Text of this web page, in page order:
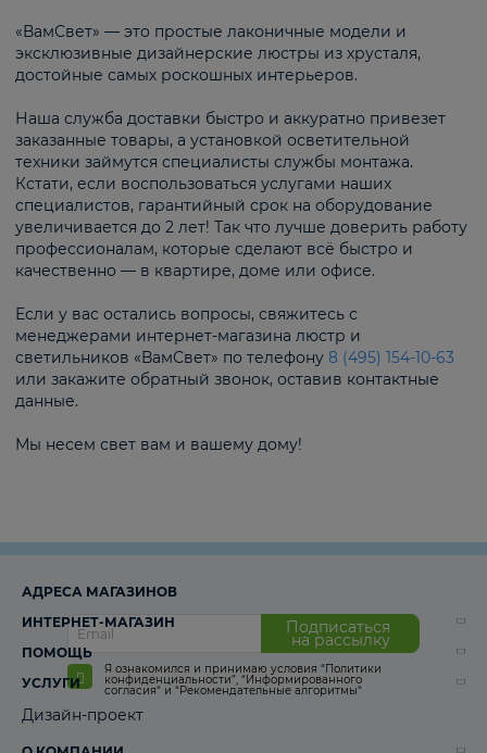
«ВамСвет» — это простые лаконичные модели и
эксклюзивные дизайнерские люстры из хрусталя,
достойные самых роскошных интерьеров.
Наша служба доставки быстро и аккуратно привезет
заказанные товары, а установкой осветительной
техники займутся специалисты службы монтажа.
Кстати, если воспользоваться услугами наших
специалистов, гарантийный срок на оборудование
увеличивается до 2 лет! Так что лучше доверить работу
профессионалам, которые сделают всё быстро и
качественно — в квартире, доме или офисе.
Если у вас остались вопросы, свяжитесь с
менеджерами интернет-магазина люстр и
светильников «ВамСвет» по телефону 8 (495) 154-10-63
или закажите обратный звонок, оставив контактные
данные.
Мы несем свет вам и вашему дому!
Подписаться
на рассылку
Я ознакомился и принимаю условия “Политики
конфиденциальности”, “Информированного
согласия“ и “Рекомендательные алгоритмы“
АДРЕСА МАГАЗИНОВ
ИНТЕРНЕТ-МАГАЗИН
ПОМОЩЬ
УСЛУГИ
Дизайн-проект